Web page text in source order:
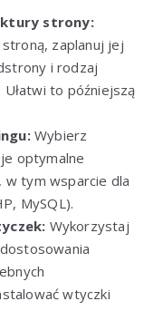
strony:
zaplanuj jej
i rodzaj
to późniejszą
Wybierz
optymalne
w tym wsparcie dla
MySQL).
Wykorzystaj
wtyczki